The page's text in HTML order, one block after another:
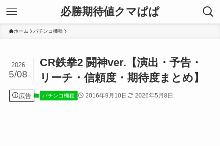
必勝期待値クマぱぱ
ホーム パチンコ機種
CR鉄拳2 闘神ver.【演出・予告・
リーチ・信頼度・期待度まとめ】
2026
5/08
広告 パチンコ機種 2016年9月10日 2026年5月8日